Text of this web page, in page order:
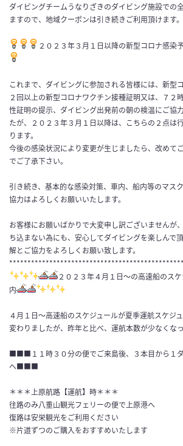
ダイビングチームうなりざきのダイビング施設での
ますので、地域クーポンは引き続きご利用頂けます。
２０２３年３月１日以降の新型コロナ感染
これまで、ダイビングに参加される皆様には、新型
２回以上の新型コロナワクチン接種証明又は、７２
性証明の提示、ダイビング出発前の朝の検温にご協
たが、２０２３年３月１日以降は、こちらの２点は
ります。
今後の感染状況により変更が生じましたら、改めて
でご了承下さい。
引き続き、基本的な感染対策、車内、船内等のマス
協力はよろしくお願いいたします。
お客様にお願いばかりで大変申し訳ございませんが
ち込まない為にも、安心してダイビングを楽しんで
解とご協力をよろしくお願い致します。
２０２３年４月１日～の高速船のス
内
４月１日～高速船のスケジュールが夏季運航スケジ
変わりましたが、昨年と比べ、運航本数が少なくなっ
■■■１１時３０分の便でご来島後、３本目から１
へ■■■
＊＊＊上原航路【運航】時＊＊＊
往路のみ八重山観光フェリーの便で上原港へ
復路は安栄観光をご利用ください
※片道ずつのご購入をおすすめいたします